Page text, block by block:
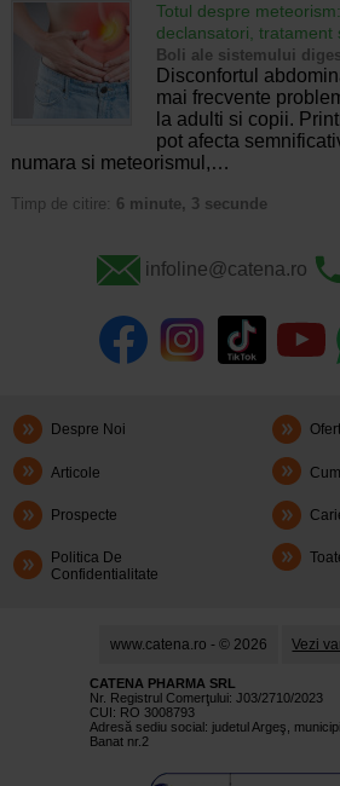
Totul despre
declansatori, tratament
Boli ale sistemului
Disconfortul
mai frecvente
la adulti si copii.
pot afecta
numara si meteorismul,…
Timp de citire: 6 minute, 3 secunde
infoline@catena.ro
Despre Noi
Articole
Prospecte
Politica De
Confidentialitate
www.catena.ro - © 2026 Vezi
CATENA PHARMA SRL
Nr. Registrul Comerţului: J03/2710/2023
CUI: RO 3008793
Adresă sediu social: judetul Argeş,
Banat nr.2